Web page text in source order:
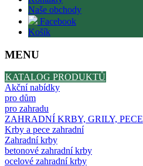
Naše obchody
Facebook
Košík
MENU
KATALOG PRODUKTŮ
Akční nabídky
pro dům
pro zahradu
ZAHRADNÍ KRBY, GRILY, PECE
Krby a pece zahradní
Zahradní krby
betonové zahradní krby
ocelové zahradní krby